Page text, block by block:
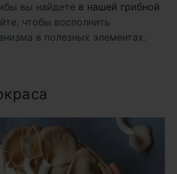
вы найдете в нашей грибной
чтобы восполнить
в полезных элементах.